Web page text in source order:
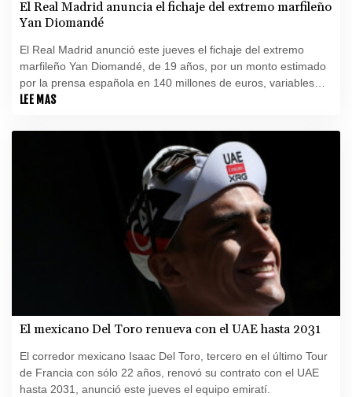
El Real Madrid anuncia el fichaje del extremo marfileño
Yan Diomandé
El Real Madrid anunció este jueves el fichaje del extremo
marfileño Yan Diomandé, de 19 años, por un monto estimado
por la prensa española en 140 millones de euros, variables
incluidas, lo que lo convertiría en el fichaje más caro de la
LEE MAS
El mexicano Del Toro renueva con el UAE hasta 2031
El corredor mexicano Isaac Del Toro, tercero en el último Tour
de Francia con sólo 22 años, renovó su contrato con el UAE
hasta 2031, anunció este jueves el equipo emiratí.